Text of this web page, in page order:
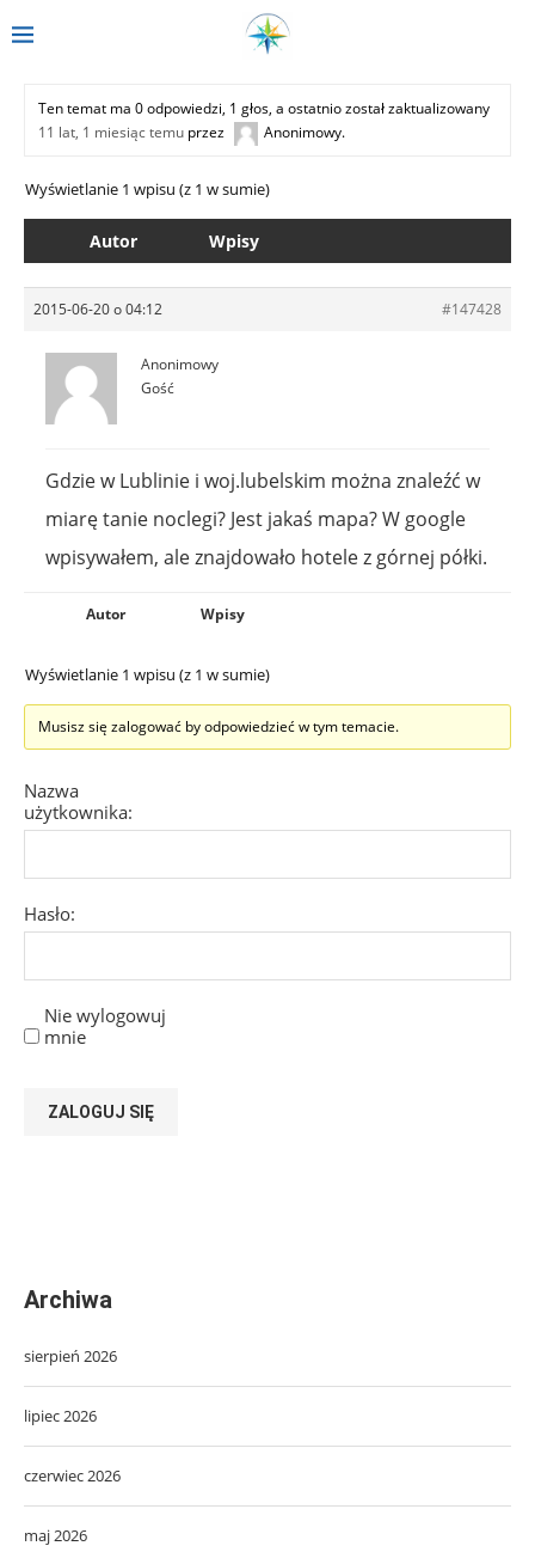
Ten temat ma 0 odpowiedzi, 1 głos, a ostatnio został zaktualizowany
11 lat, 1 miesiąc temu przez Anonimowy.
Wyświetlanie 1 wpisu (z 1 w sumie)
Autor Wpisy
2015-06-20 o 04:12 #147428
Anonimowy
Gość
Gdzie w Lublinie i woj.lubelskim można znaleźć w
miarę tanie noclegi? Jest jakaś mapa? W google
wpisywałem, ale znajdowało hotele z górnej półki.
Autor Wpisy
Wyświetlanie 1 wpisu (z 1 w sumie)
Musisz się zalogować by odpowiedzieć w tym temacie.
Nazwa
użytkownika:
Hasło:
Nie wylogowuj
mnie
ZALOGUJ SIĘ
Archiwa
sierpień 2026
lipiec 2026
czerwiec 2026
maj 2026